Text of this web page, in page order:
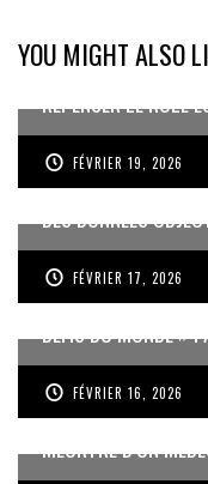
YOU MIGHT ALSO
REPENSER LE RÔLE
FÉVRIER 19, 2026
DES DONNÉES
FÉVRIER 17, 2026
« UN GOSIER FIER,
DÉFIS DU MONDE »
FÉVRIER 16, 2026
MEURTRE D’UN